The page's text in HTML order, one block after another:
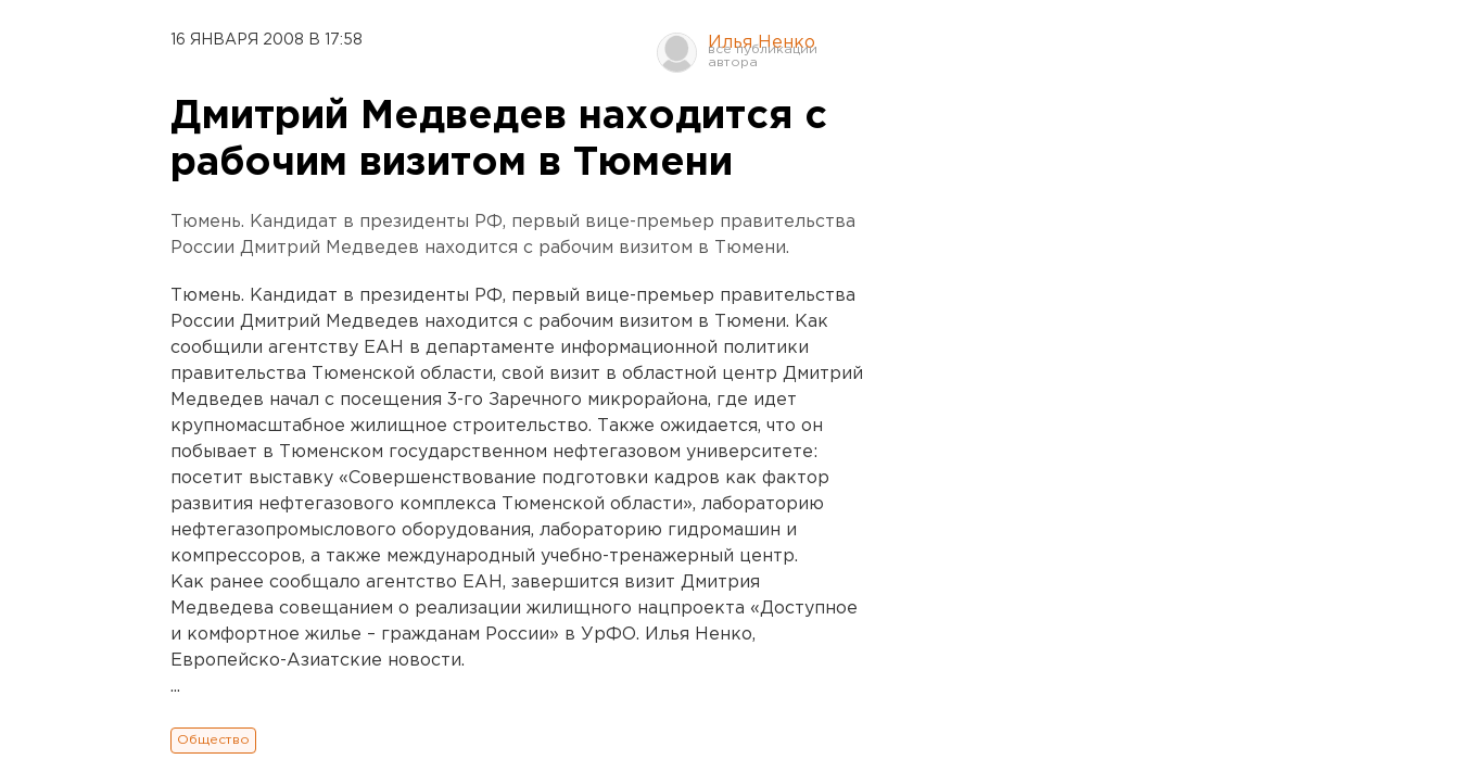
16 ЯНВАРЯ 2008 В 17:58 Илья Ненко
Дмитрий Медведев находится с
рабочим визитом в Тюмени
Тюмень. Кандидат в президенты РФ, первый вице-премьер правительства
России Дмитрий Медведев находится с рабочим визитом в Тюмени.
Тюмень. Кандидат в президенты РФ, первый вице-премьер правительства
России Дмитрий Медведев находится с рабочим визитом в Тюмени. Как
сообщили агентству ЕАН в департаменте информационной политики
правительства Тюменской области, свой визит в областной центр Дмитрий
Медведев начал с посещения 3-го Заречного микрорайона, где идет
крупномасштабное жилищное строительство. Также ожидается, что он
побывает в Тюменском государственном нефтегазовом университете:
посетит выставку «Совершенствование подготовки кадров как фактор
развития нефтегазового комплекса Тюменской области», лабораторию
нефтегазопромыслового оборудования, лабораторию гидромашин и
компрессоров, а также международный учебно-тренажерный центр.
Как ранее сообщало агентство ЕАН, завершится визит Дмитрия
Медведева совещанием о реализации жилищного нацпроекта «Доступное
и комфортное жилье – гражданам России» в УрФО. Илья Ненко,
Европейско-Азиатские новости.
...
Общество